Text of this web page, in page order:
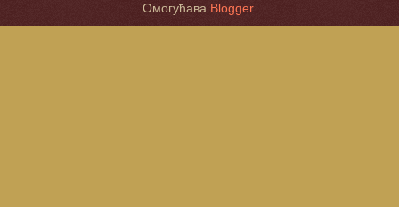
Омогућава Blogger.